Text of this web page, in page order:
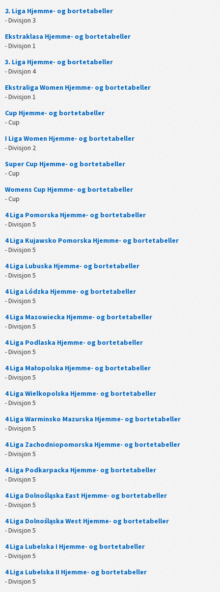
2. Liga Hjemme- og bortetabeller
- Divisjon 3
Ekstraklasa Hjemme- og bortetabeller
- Divisjon 1
3. Liga Hjemme- og bortetabeller
- Divisjon 4
Ekstraliga Women Hjemme- og bortetabeller
- Divisjon 1
Cup Hjemme- og bortetabeller
- Cup
I Liga Women Hjemme- og bortetabeller
- Divisjon 2
Super Cup Hjemme- og bortetabeller
- Cup
Womens Cup Hjemme- og bortetabeller
- Cup
4 Liga Pomorska Hjemme- og bortetabeller
- Divisjon 5
4 Liga Kujawsko Pomorska Hjemme- og bortetabeller
- Divisjon 5
4 Liga Lubuska Hjemme- og bortetabeller
- Divisjon 5
4 Liga Lódzka Hjemme- og bortetabeller
- Divisjon 5
4 Liga Mazowiecka Hjemme- og bortetabeller
- Divisjon 5
4 Liga Podlaska Hjemme- og bortetabeller
- Divisjon 5
4 Liga Małopolska Hjemme- og bortetabeller
- Divisjon 5
4 Liga Wielkopolska Hjemme- og bortetabeller
- Divisjon 5
4 Liga Warminsko Mazurska Hjemme- og bortetabeller
- Divisjon 5
4 Liga Zachodniopomorska Hjemme- og bortetabeller
- Divisjon 5
4 Liga Podkarpacka Hjemme- og bortetabeller
- Divisjon 5
4 Liga Dolnośląska East Hjemme- og bortetabeller
- Divisjon 5
4 Liga Dolnośląska West Hjemme- og bortetabeller
- Divisjon 5
4 Liga Lubelska I Hjemme- og bortetabeller
- Divisjon 5
4 Liga Lubelska II Hjemme- og bortetabeller
- Divisjon 5